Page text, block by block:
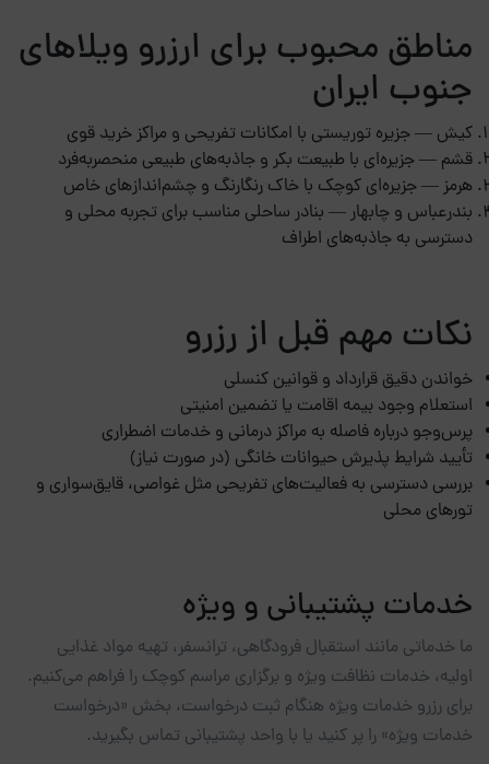
مناطق محبوب برای ارزرو ویلاهای
جنوب ایران
کیش — جزیره توریستی با امکانات تفریحی و مراکز خرید قوی
قشم — جزیره‌ای با طبیعت بکر و جاذبه‌های طبیعی منحصربه‌فرد
هرمز — جزیره‌ای کوچک با خاک رنگارنگ و چشم‌اندازهای خاص
بندرعباس و چابهار — بنادر ساحلی مناسب برای تجربه محلی و
دسترسی به جاذبه‌های اطراف
نکات مهم قبل از رزرو
خواندن دقیق قرارداد و قوانین کنسلی
استعلام وجود بیمه اقامت یا تضمین امنیتی
پرس‌وجو درباره فاصله به مراکز درمانی و خدمات اضطراری
تأیید شرایط پذیرش حیوانات خانگی (در صورت نیاز)
بررسی دسترسی به فعالیت‌های تفریحی مثل غواصی، قایق‌سواری و
تورهای محلی
خدمات پشتیبانی و ویژه
ما خدماتی مانند استقبال فرودگاهی، ترانسفر، تهیه مواد غذایی
اولیه، خدمات نظافت ویژه و برگزاری مراسم کوچک را فراهم می‌کنیم.
برای رزرو خدمات ویژه هنگام ثبت درخواست، بخش «درخواست
خدمات ویژه» را پر کنید یا با واحد پشتیبانی تماس بگیرید.